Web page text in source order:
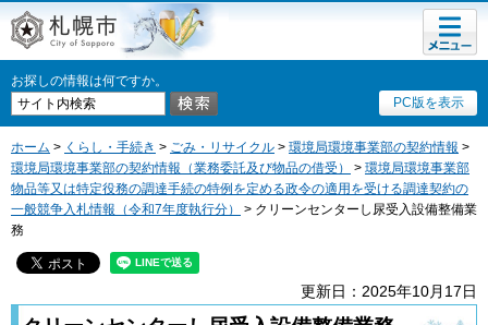
札幌市
お探しの情報は何ですか。
PC版を表示
メニュ
ー
ホーム > くらし・手続き > ごみ・リサイクル > 環境局環境事業部の契約情報 >
環境局環境事業部の契約情報（業務委託及び物品の借受）
> 環境局環境事業部
物品等又は特定役務の調達手続の特例を定める政令の適用を受ける調達契約の
一般競争入札情報（令和7年度執行分）
> クリーンセンターし尿受入設備整備業
務
更新日：2025年10月17日